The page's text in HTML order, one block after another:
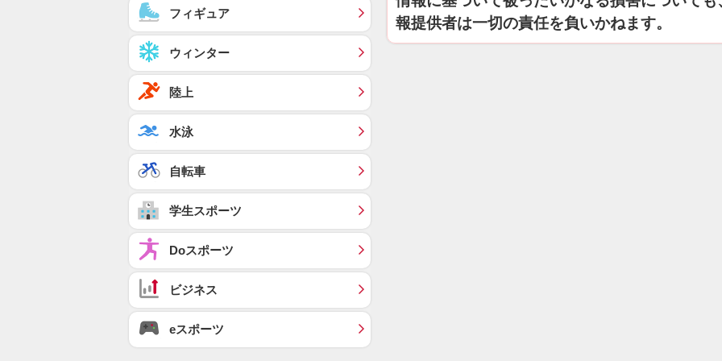
報提供者は一切の責任を負いかねます。
フィギュア
ウィンター
陸上
水泳
自転車
学生スポーツ
Doスポーツ
ビジネス
eスポーツ